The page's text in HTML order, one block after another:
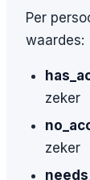
Per
waardes:
zeker
zeker